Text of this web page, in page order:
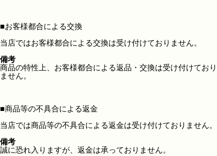
■お客様都合による交換
当店ではお客様都合による交換は受け付けておりません。
備考
商品の特性上、お客様都合による返品・交換は受け付けており
ません。
■商品等の不具合による返金
当店では商品等の不具合による返金は受け付けておりません。
備考
誠に恐れ入りますが、返金は承っておりません。